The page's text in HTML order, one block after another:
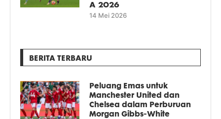
A 2026
14 Mei 2026
BERITA TERBARU
Peluang Emas untuk
Manchester United dan
Chelsea dalam Perburuan
Morgan Gibbs-White